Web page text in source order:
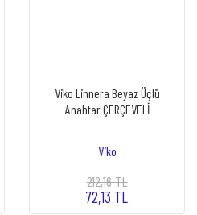
Viko Linnera Beyaz Üçlü
Anahtar ÇERÇEVELİ
Viko
212,16 TL
72,13 TL